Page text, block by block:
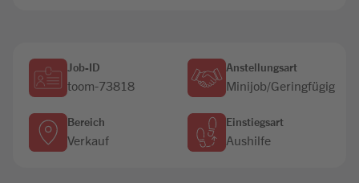
Job-ID
toom-73818
Anstellungsart
Minijob/Geringfügig
Bereich
Verkauf
Einstiegsart
Aushilfe